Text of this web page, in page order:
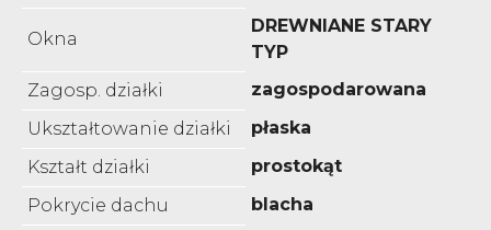
Okna
DREWNIANE STARY
TYP
Zagosp. działki
zagospodarowana
Ukształtowanie działki
płaska
Kształt działki
prostokąt
Pokrycie dachu
blacha